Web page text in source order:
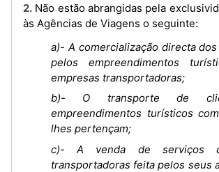
2. Não estão abrangidas pela exclusividade reservada
às Agências de Viagens o seguinte:
a)- A comercialização directa
pelos empreendimentos
empresas transportadoras;
b)- O transporte de
empreendimentos turísticos
lhes pertençam;
c)- A venda de serviços
transportadoras feita pelos seus